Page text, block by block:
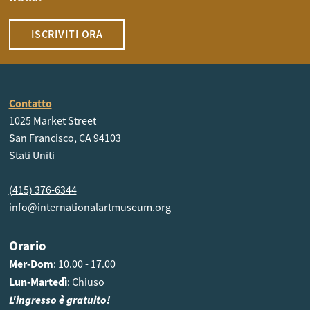
ISCRIVITI ORA
Contatto
1025 Market Street
San Francisco, CA 94103
Stati Uniti
(415) 376-6344
info@internationalartmuseum.org
Orario
Mer-Dom: 10.00 - 17.00
Lun-Martedì: Chiuso
L'ingresso è gratuito!